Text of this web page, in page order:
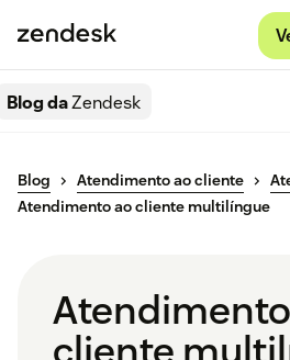
Blog daZendesk
Blog Atendimento ao cliente
Atendimento ao cliente multilíngue